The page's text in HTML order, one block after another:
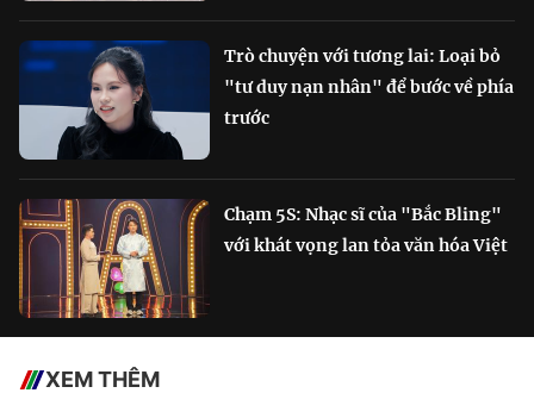
Trò chuyện với tương lai: Loại bỏ
"tư duy nạn nhân" để bước về phía
trước
Chạm 5S: Nhạc sĩ của "Bắc Bling"
với khát vọng lan tỏa văn hóa Việt
XEM THÊM